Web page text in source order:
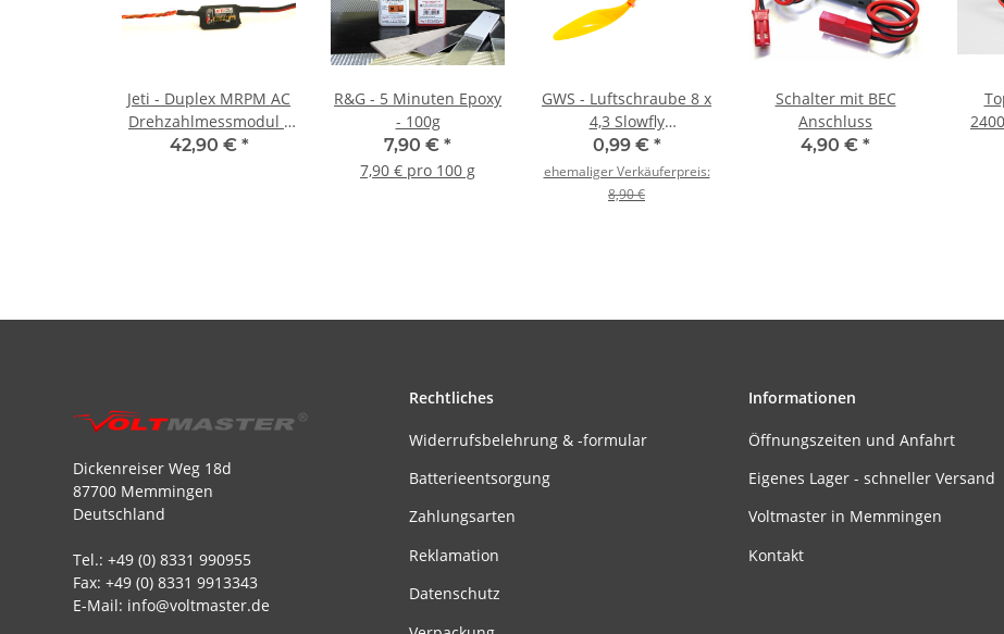
Jeti - Duplex MRPM AC
Drehzahlmessmodul -
misst elektronisch
42,90 € *
R&G - 5 Minuten Epoxy
- 100g
7,90 € *
7,90 € pro 100 g
GWS - Luftschraube 8 x
4,3 Slowfly
linksdrehend (1 Stück) -
Abverkauf
0,99 € *
ehemaliger Verkäuferpreis:
8,90 €
Schalter mit BEC
Anschluss
4,90 € *
Dickenreiser Weg 18d
87700 Memmingen
Deutschland
Tel.: +49 (0) 8331 990955
Fax: +49 (0) 8331 9913343
E-Mail: info@voltmaster.de
Rechtliches
Widerrufsbelehrung & -formular
Batterieentsorgung
Zahlungsarten
Reklamation
Datenschutz
Informationen
Öffnungszeiten und Anfahrt
Eigenes Lager - schneller Versand
Voltmaster in Memmingen
Kontakt